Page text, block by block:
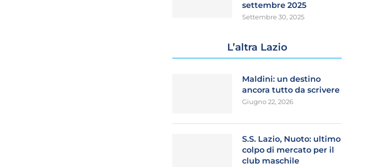
settembre 2025
Settembre 30, 2025
L’altra Lazio
Maldini: un destino
ancora tutto da scrivere
Giugno 22, 2026
S.S. Lazio, Nuoto: ultimo
colpo di mercato per il
club maschile